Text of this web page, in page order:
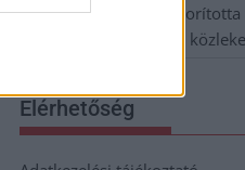
Váratlan fennakadás borította
Kecskemét vasútvonal
Elérhetőség